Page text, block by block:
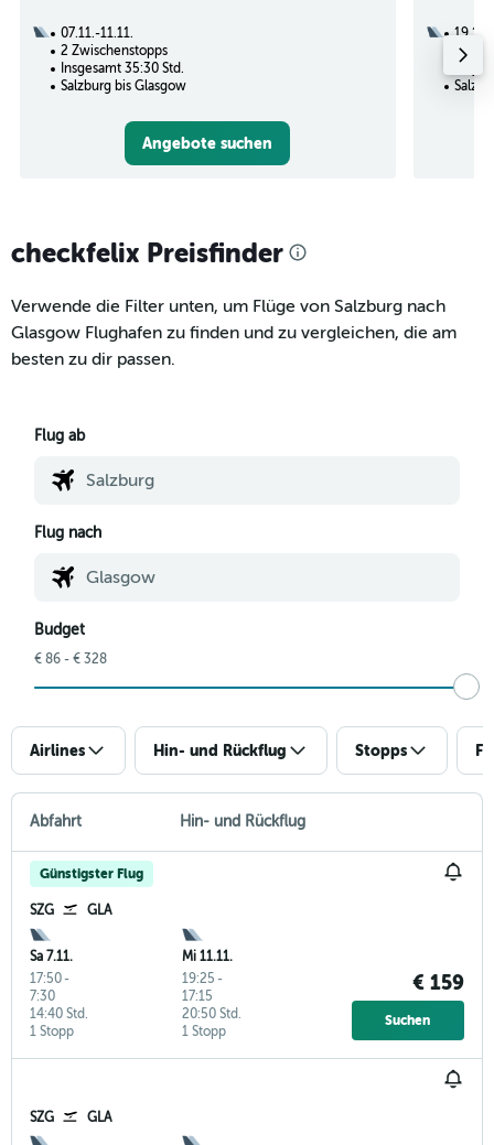
07.11.-11.11.
2 Zwischenstopps
Insgesamt 35:30 Std.
Salzburg bis Glasgow
Angebote suchen
19.11.
1
checkfelix Preisfinder
Verwende die Filter unten, um Flüge von Salzburg nach
Glasgow Flughafen zu finden und zu vergleichen, die am
besten zu dir passen.
Flug ab
Flug nach
Budget
€ 86 - € 328
Airlines Hin- und Rückflug Stopps
Abfahrt Hin- und Rückflug
Günstigster Flug
SZG GLA
Sa 7.11.
17:50-
7:30
1 Stopp
14:40 Std.
Mi 11.11.
19:25 -
17:15
1 Stopp
20:50 Std.
€ 159
Suchen
SZG GLA